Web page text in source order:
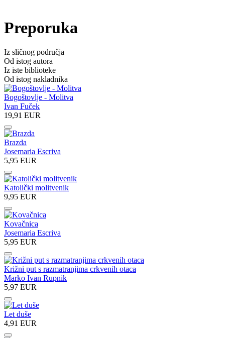
Preporuka
Iz sličnog područja
Od istog autora
Iz iste biblioteke
Od istog nakladnika
Bogoštovlje - Molitva
Ivan Fuček
19,91 EUR
Brazda
Josemaria Escriva
5,95 EUR
Katolički molitvenik
9,95 EUR
Kovačnica
Josemaria Escriva
5,95 EUR
Križni put s razmatranjima crkvenih otaca
Marko Ivan Rupnik
5,97 EUR
Let duše
4,91 EUR